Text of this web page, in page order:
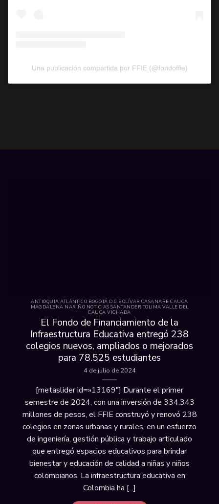
Una publicación compartida por FFIE (@fondoffie)
ANTIOQUIA ATLÁNTICO BOGOTÁ D.C BOLÍVAR CASANARE CAUCA
MAGDALENA NARIÑO NOTICIAS SANTANDER TOLIMA VALLE DEL
CAUCA VICHADA
El Fondo de Financiamiento de la
Infraestructura Educativa entregó 238
colegios nuevos, ampliados o mejorados
para 78.525 estudiantes
4 de julio de 2024
[metaslider id=»13169″] Durante el primer
semestre de 2024, con una inversión de 334.343
millones de pesos, el FFIE construyó y renovó 238
colegios en zonas urbanas y rurales, en un esfuerzo
de ingeniería, gestión pública y trabajo articulado
que entregó espacios educativos para brindar
bienestar y educación de calidad a niñas y niños
colombianos. La infraestructura educativa en
Colombia ha [...]